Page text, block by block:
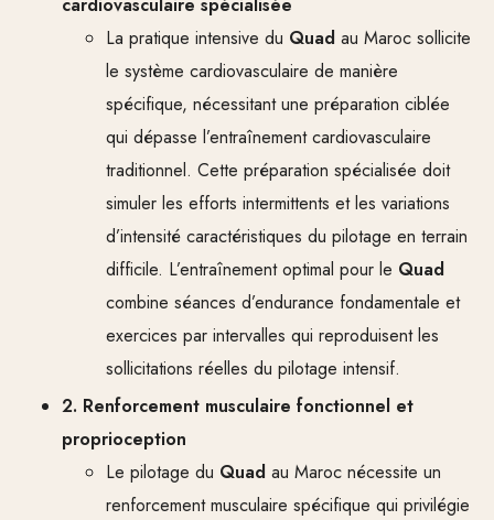
cardiovasculaire spécialisée
La pratique intensive du Quad au Maroc sollicite
le système cardiovasculaire de manière
spécifique, nécessitant une préparation ciblée
qui dépasse l’entraînement cardiovasculaire
traditionnel. Cette préparation spécialisée doit
simuler les efforts intermittents et les variations
d’intensité caractéristiques du pilotage en terrain
difficile. L’entraînement optimal pour le Quad
combine séances d’endurance fondamentale et
exercices par intervalles qui reproduisent les
sollicitations réelles du pilotage intensif.
2. Renforcement musculaire fonctionnel et
proprioception
Le pilotage du Quad au Maroc nécessite un
renforcement musculaire spécifique qui privilégie